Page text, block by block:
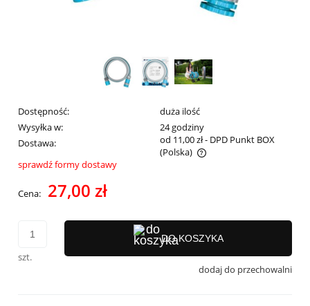
Dostępność:
duża ilość
Wysyłka w:
24 godziny
Dostawa:
od 11,00 zł- DPD Punkt BOX
(Polska)
Cena nie zawiera ewentualnych kosztów płatności
sprawdź formy dostawy
Cena: 27,00 zł
szt.
DO KOSZYKA
dodaj do przechowalni